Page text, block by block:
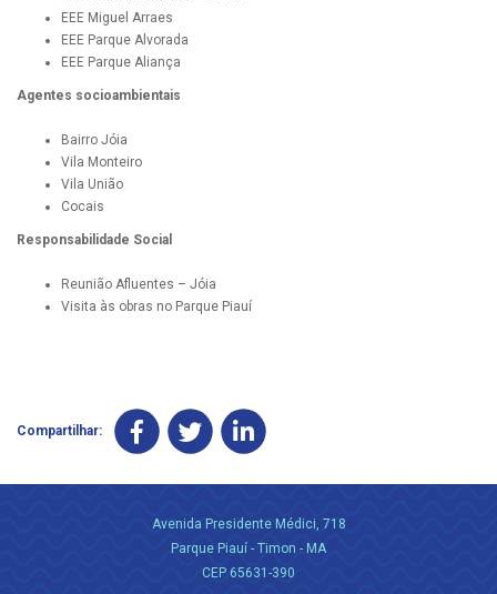
EEE Miguel Arraes
EEE Parque Alvorada
EEE Parque Aliança
Agentes socioambientais
Bairro Jóia
Vila Monteiro
Vila União
Cocais
Responsabilidade Social
Reunião Afluentes – Jóia
Visita às obras no Parque Piauí
Compartilhar:
Avenida Presidente Médici, 718
Parque Piauí - Timon - MA
CEP 65631-390